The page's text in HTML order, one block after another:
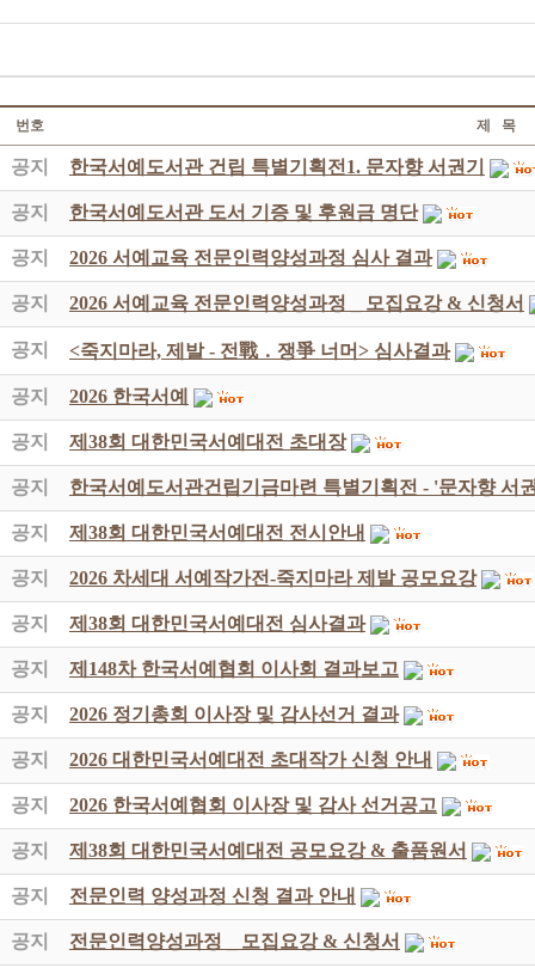
번호 제 목
공지 한국서예도서관 건립 특별기획전1. 문자향 서권기
공지 한국서예도서관 도서 기증 및 후원금 명단
공지 2026 서예교육 전문인력양성과정 심사 결과
공지 2026 서예교육 전문인력양성과정 _ 모집요강 & 신청서
공지 <죽지마라, 제발 - 전戰 ․ 쟁爭 너머> 심사결과
공지 2026 한국서예
공지 제38회 대한민국서예대전 초대장
공지 한국서예도서관건립기금마련 특별기획전 - '문자향 서
공지 제38회 대한민국서예대전 전시안내
공지 2026 차세대 서예작가전-죽지마라 제발 공모요강
공지 제38회 대한민국서예대전 심사결과
공지 제148차 한국서예협회 이사회 결과보고
공지 2026 정기총회 이사장 및 감사선거 결과
공지 2026 대한민국서예대전 초대작가 신청 안내
공지 2026 한국서예협회 이사장 및 감사 선거공고
공지 제38회 대한민국서예대전 공모요강 & 출품원서
공지 전문인력 양성과정 신청 결과 안내
공지 전문인력양성과정 _ 모집요강 & 신청서